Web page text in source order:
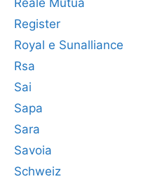
Register
Royal e Sunalliance
Rsa
Sai
Sapa
Sara
Savoia
Schweiz